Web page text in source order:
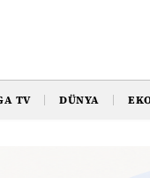
TV DÜNYA